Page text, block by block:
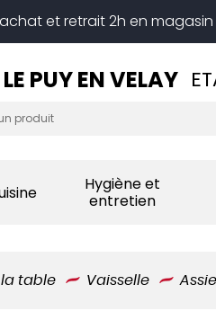
et retrait 2h en magasin
LE PUY EN VELAY
Hygiène et
entretien
table Vaisselle